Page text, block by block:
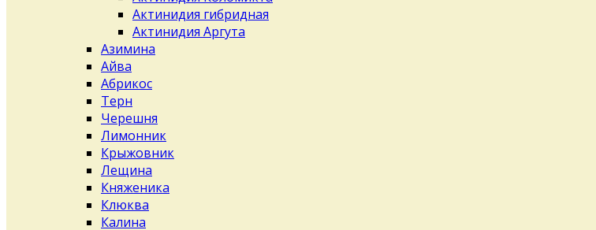
Актинидия гибридная
Актинидия Аргута
Азимина
Айва
Абрикос
Терн
Черешня
Лимонник
Крыжовник
Лещина
Княженика
Клюква
Калина